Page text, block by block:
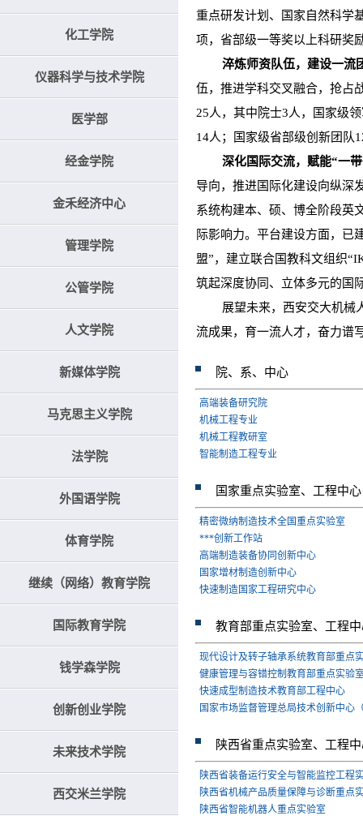
化工学院
仪器科学与技术学院
医学部
经金学院
金禾经济中心
管理学院
公管学院
人文学院
新媒体学院
马克思主义学院
法学院
外国语学院
体育学院
继续（网络）教育学院
国际教育学院
钱学森学院
创新创业学院
未来技术学院
西交米兰学院
重点研发计划、国家自然科学
项，省部级一等奖以上科研奖
淬炼师资队伍，建设一流
伍，推进学科交叉融合，抢占
25人，其中院士3人，国家级
14人；国家级省部级创新团队
深化国际交流，赋能“一
导向，推进国际化建设向纵深
系统构建本、硕、博全阶段英
际影响力。平台建设方面，已
盟”，建立联合国教科文组织
筑起深度协同、立体多元的国
展望未来，西安交大机械人
流成果，育一流人才，奋力谱
院、系、中心
高端装备研究院
机械工程专业
机械工程教研室
智能制造工程专业
国家重点实验室、工程中心
精密微纳制造技术全国重点实验室
***创新工作站
高端制造装备协同创新中心
国家增材制造创新中心
快速制造国家工程研究中心
教育部重点实验室、工程
现代设计及转子轴承系统教育部重点
健康管理与容错控制教育部重点实验
快速成型制造技术教育部工程中心
国家市场监督管理总局技术创新中心
陕西省重点实验室、工程
陕西省装备运行安全与智能监控工程
陕西省机械产品质量保障与诊断重点
陕西省智能机器人重点实验室